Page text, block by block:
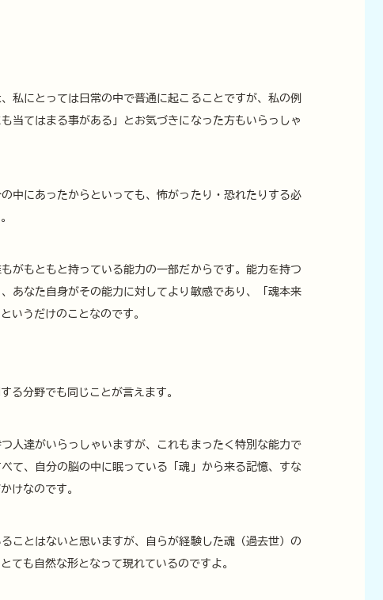
私にとっては日常の中で普通に起こることですが、私の例
当てはまる事がある」とお気づきになった方もいらっしゃ
中にあったからといっても、怖がったり・恐れたりする必
がもともと持っている能力の一部だからです。能力を持つ
あなた自身がその能力に対してより敏感であり、「魂本来
いうだけのことなのです。
る分野でも同じことが言えます。
人達がいらっしゃいますが、これもまったく特別な能力で
て、自分の脳の中に眠っている「魂」から来る記憶、すな
けなのです。
ことはないと思いますが、自らが経験した魂（過去世）の
ても自然な形となって現れているのですよ。